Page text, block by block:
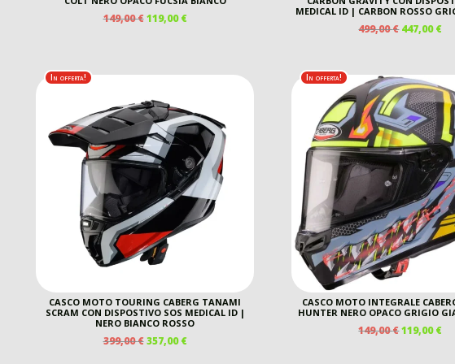
149,00€ IL
149,00 €.
119,00€IL
119,00 €.
MEDICAL ID | CARBON ROSSO
499,00€ IL
499,00 €.
447,00€IL
In offerta!
CASCO MOTO TOURING CABERG TANAMI
SCRAM CON DISPOSTIVO SOS MEDICAL ID |
NERO BIANCO ROSSO
399,00€ IL
357,00€IL
In offerta!
CASCO MOTO INTEGRALE
HUNTER NERO OPACO GRIGIO
149,00€IL
119,00€IL